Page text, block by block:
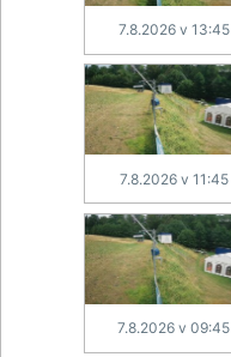
7.8.2026 v 13:45
7.8.2026 v 11:45
7.8.2026 v 09:45